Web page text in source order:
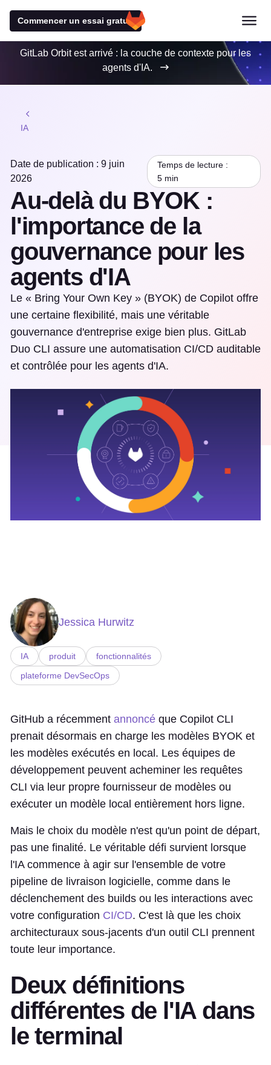
Commencer un essai gratuit
GitLab Orbit est arrivé : la couche de contexte pour les
agents d'IA.
IA
Date de publication : 9 juin
2026
Temps de lecture :
5 min
Au-delà du BYOK :
l'importance de la
gouvernance pour les
agents d'IA
Le « Bring Your Own Key » (BYOK) de Copilot offre
une certaine flexibilité, mais une véritable
gouvernance d'entreprise exige bien plus. GitLab
Duo CLI assure une automatisation CI/CD auditable
et contrôlée pour les agents d'IA.
Jessica Hurwitz
IA produit
fonctionnalités
plateforme DevSecOps
GitHub a récemment annoncé que Copilot CLI
prenait désormais en charge les modèles BYOK et
les modèles exécutés en local. Les équipes de
développement peuvent acheminer les requêtes
CLI via leur propre fournisseur de modèles ou
exécuter un modèle local entièrement hors ligne.
Mais le choix du modèle n'est qu'un point de départ,
pas une finalité. Le véritable défi survient lorsque
l'IA commence à agir sur l'ensemble de votre
pipeline de livraison logicielle, comme dans le
déclenchement des builds ou les interactions avec
votre configuration CI/CD. C'est là que les choix
architecturaux sous-jacents d'un outil CLI prennent
toute leur importance.
Deux définitions
différentes de l'IA dans
le terminal